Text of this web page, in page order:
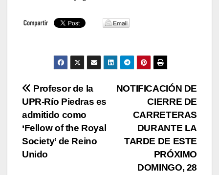
Navegación
de
entradas
NOTIFICACIÓN DE
CIERRE DE
CARRETERAS
DURANTE LA
TARDE DE ESTE
PRÓXIMO
DOMINGO, 28
Profesor de la
UPR-Río Piedras es
admitido como
‘Fellow of the Royal
Society’ de Reino
Unido